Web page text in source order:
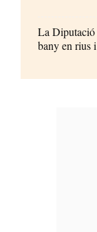
La Diputació
bany en rius